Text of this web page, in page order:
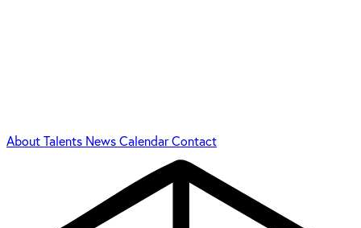
AboutTalents NewsCalendarContact